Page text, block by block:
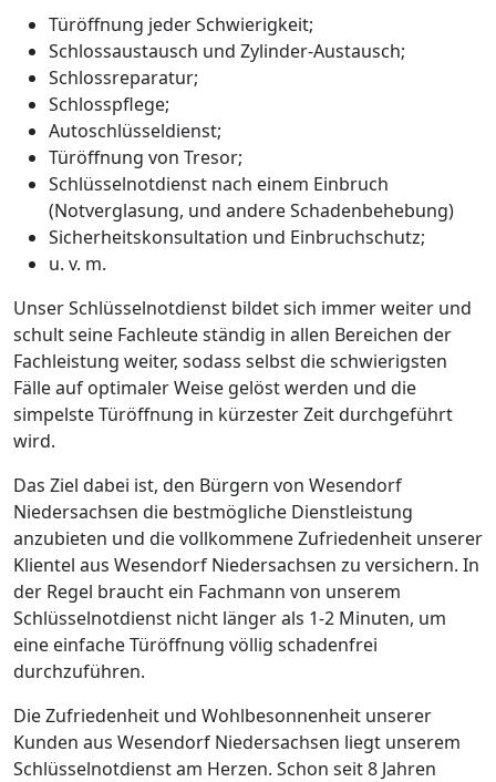
Türöffnung jeder Schwierigkeit;
Schlossaustausch und Zylinder-Austausch;
Schlossreparatur;
Schlosspflege;
Autoschlüsseldienst;
Türöffnung von Tresor;
Schlüsselnotdienst nach einem Einbruch
(Notverglasung, und andere Schadenbehebung)
Sicherheitskonsultation und Einbruchschutz;
u. v. m.
Unser Schlüsselnotdienst bildet sich immer weiter und
schult seine Fachleute ständig in allen Bereichen der
Fachleistung weiter, sodass selbst die schwierigsten
Fälle auf optimaler Weise gelöst werden und die
simpelste Türöffnung in kürzester Zeit durchgeführt
wird.
Das Ziel dabei ist, den Bürgern von Wesendorf
Niedersachsen die bestmögliche Dienstleistung
anzubieten und die vollkommene Zufriedenheit unserer
Klientel aus Wesendorf Niedersachsen zu versichern. In
der Regel braucht ein Fachmann von unserem
Schlüsselnotdienst nicht länger als 1-2 Minuten, um
eine einfache Türöffnung völlig schadenfrei
durchzuführen.
Die Zufriedenheit und Wohlbesonnenheit unserer
Kunden aus Wesendorf Niedersachsen liegt unserem
Schlüsselnotdienst am Herzen. Schon seit 8 Jahren